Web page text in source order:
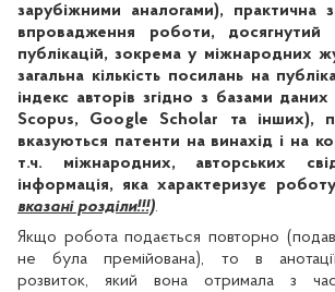
зарубіжними аналогами), практична
впровадження роботи, досягнутий
публікацій, зокрема у міжнародних
загальна кількість посилань на
індекс авторів згідно з базами
Scopus, Google Scholar та інших),
вказуються патенти на винахід і на
т.ч. міжнародних, авторських
інформація, яка характеризує
вказані розділи!!!).
Якщо робота подається повторно
не була премійована), то в анотації
розвиток, який вона отримала з